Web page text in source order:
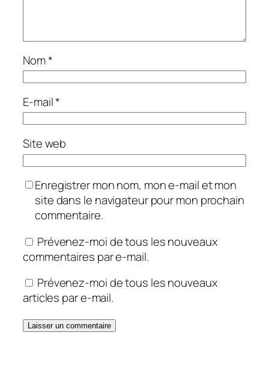
Nom*
E-mail*
Site web
Enregistrer mon nom, mon e-mail et mon
site dans le navigateur pour mon prochain
commentaire.
Prévenez-moi de tous les nouveaux
commentaires par e-mail.
Prévenez-moi de tous les nouveaux
articles par e-mail.